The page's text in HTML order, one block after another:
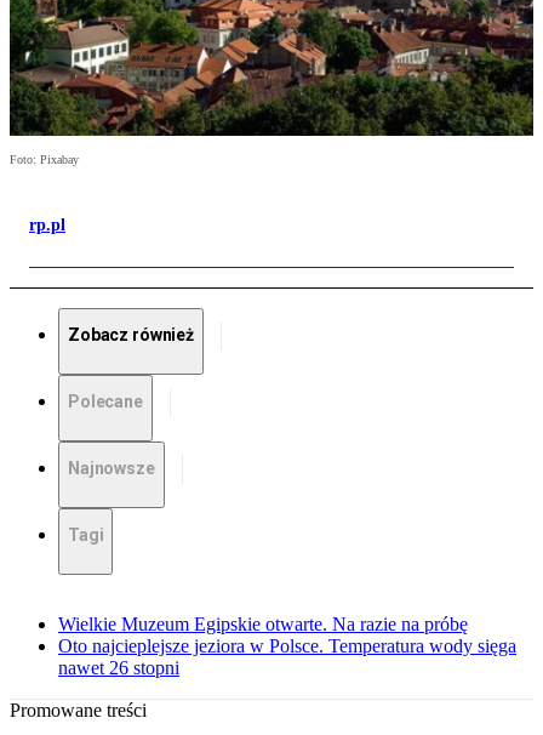
Foto: Pixabay
rp.pl
Zobacz również
Polecane
Najnowsze
Tagi
Wielkie Muzeum Egipskie otwarte. Na razie na próbę
Oto najcieplejsze jeziora w Polsce. Temperatura wody sięga
nawet 26 stopni
Promowane treści